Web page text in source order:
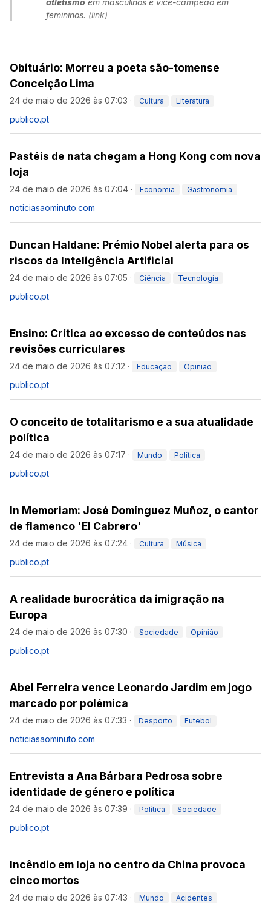
femininos. (link)
Obituário: Morreu a poeta são-tomense
Conceição Lima
24 de maio de 2026 às 07:03 · Cultura Literatura
publico.pt
Pastéis de nata chegam a Hong Kong com nova
loja
24 de maio de 2026 às 07:04 · Economia Gastronomia
noticiasaominuto.com
Duncan Haldane: Prémio Nobel alerta para os
riscos da Inteligência Artificial
24 de maio de 2026 às 07:05 · Ciência Tecnologia
publico.pt
Ensino: Crítica ao excesso de conteúdos nas
revisões curriculares
24 de maio de 2026 às 07:12 · Educação Opinião
publico.pt
O conceito de totalitarismo e a sua atualidade
política
24 de maio de 2026 às 07:17 · Mundo Política
publico.pt
In Memoriam: José Domínguez Muñoz, o cantor
de flamenco 'El Cabrero'
24 de maio de 2026 às 07:24 · Cultura Música
publico.pt
A realidade burocrática da imigração na
Europa
24 de maio de 2026 às 07:30 · Sociedade Opinião
publico.pt
Abel Ferreira vence Leonardo Jardim em jogo
marcado por polémica
24 de maio de 2026 às 07:33 · Desporto Futebol
noticiasaominuto.com
Entrevista a Ana Bárbara Pedrosa sobre
identidade de género e política
24 de maio de 2026 às 07:39 · Política Sociedade
publico.pt
Incêndio em loja no centro da China provoca
cinco mortos
24 de maio de 2026 às 07:43 · Mundo Acidentes